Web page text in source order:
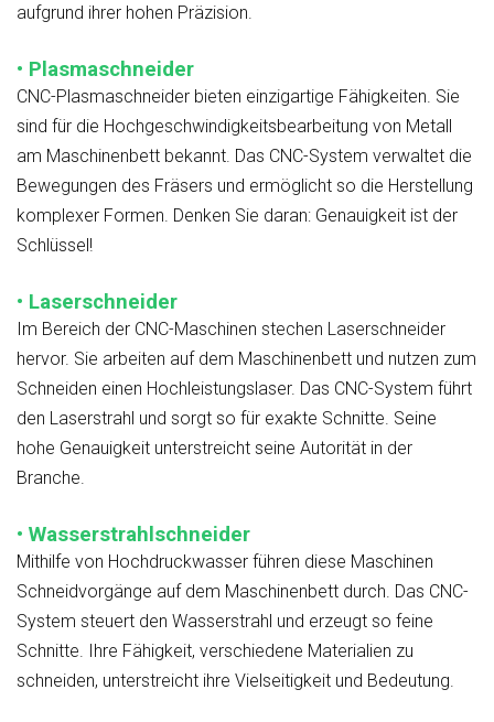
aufgrund ihrer hohen Präzision.
• Plasmaschneider
CNC-Plasmaschneider bieten einzigartige Fähigkeiten. Sie
sind für die Hochgeschwindigkeitsbearbeitung von Metall
am Maschinenbett bekannt. Das CNC-System verwaltet die
Bewegungen des Fräsers und ermöglicht so die Herstellung
komplexer Formen. Denken Sie daran: Genauigkeit ist der
Schlüssel!
• Laserschneider
Im Bereich der CNC-Maschinen stechen Laserschneider
hervor. Sie arbeiten auf dem Maschinenbett und nutzen zum
Schneiden einen Hochleistungslaser. Das CNC-System führt
den Laserstrahl und sorgt so für exakte Schnitte. Seine
hohe Genauigkeit unterstreicht seine Autorität in der
Branche.
• Wasserstrahlschneider
Mithilfe von Hochdruckwasser führen diese Maschinen
Schneidvorgänge auf dem Maschinenbett durch. Das CNC-
System steuert den Wasserstrahl und erzeugt so feine
Schnitte. Ihre Fähigkeit, verschiedene Materialien zu
schneiden, unterstreicht ihre Vielseitigkeit und Bedeutung.